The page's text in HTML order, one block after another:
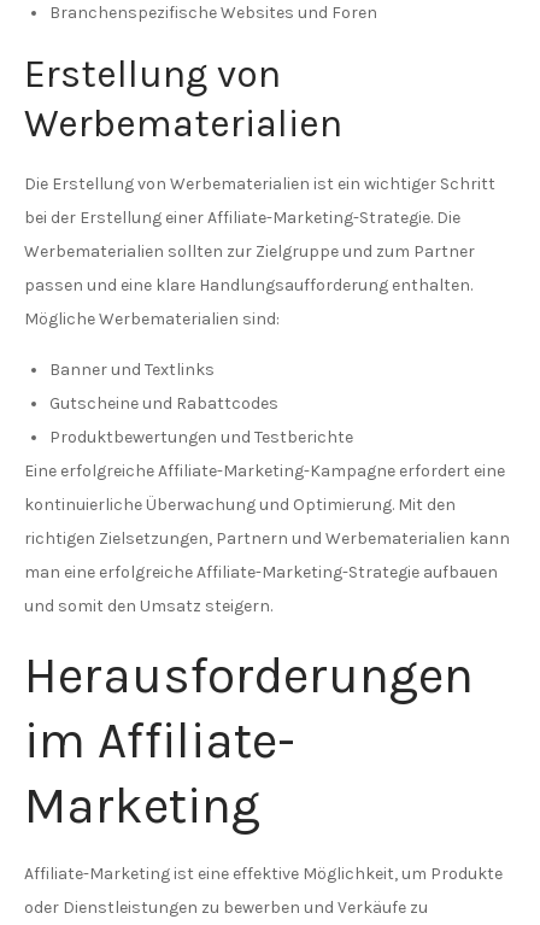
Branchenspezifische Websites und Foren
Erstellung von
Werbematerialien
Die Erstellung von Werbematerialien ist ein wichtiger Schritt
bei der Erstellung einer Affiliate-Marketing-Strategie. Die
Werbematerialien sollten zur Zielgruppe und zum Partner
passen und eine klare Handlungsaufforderung enthalten.
Mögliche Werbematerialien sind:
Banner und Textlinks
Gutscheine und Rabattcodes
Produktbewertungen und Testberichte
Eine erfolgreiche Affiliate-Marketing-Kampagne erfordert eine
kontinuierliche Überwachung und Optimierung. Mit den
richtigen Zielsetzungen, Partnern und Werbematerialien kann
man eine erfolgreiche Affiliate-Marketing-Strategie aufbauen
und somit den Umsatz steigern.
Herausforderungen
im Affiliate-
Marketing
Affiliate-Marketing ist eine effektive Möglichkeit, um Produkte
oder Dienstleistungen zu bewerben und Verkäufe zu